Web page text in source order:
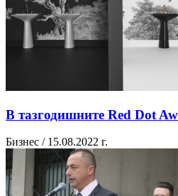
В тазгодишните Red Dot
Бизнес / 15.08.2022 г.